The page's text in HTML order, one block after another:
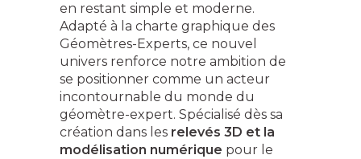
en restant simple et moderne.
Adapté à la charte graphique des
Géomètres-Experts, ce nouvel
univers renforce notre ambition de
se positionner comme un acteur
incontournable du monde du
géomètre-expert. Spécialisé dès sa
création dans les relevés 3D et la
modélisation numérique pour le